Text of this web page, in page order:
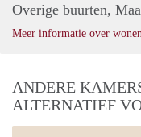
Overige buurten,
Meer informatie over
ANDERE
ALTERNATIEF